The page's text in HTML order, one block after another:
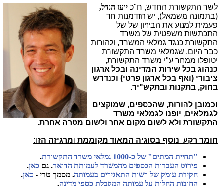
לשר התקשורת החדש, ח"כ יועז הנדל,
(בתמונה משמאל), יש הזדמנות חד
פעמית למנוע את הביזיון של של
התכתשות משפטית של משרד
התקשורת כנגד גמלאי המשרד, ולהורות
כבר היום, שגמלאי משרד התקשורת
יטופלו ממחר ע"י משרד התקשורת,
כנהוג בכל שירות המדינה ובכל ארגון
ציבורי (ואף בכל ארגון פרטי) וכנדרש
בחוק, בתקנות ובתקש"יר.
וכמובן להורות, שהכספים, שמוקצים
לגמלאים, יופנו לגמלאי משרד
התקשורת ולא לשום מקום אחר ולשום מטרה אחרת.
חומר רקע נוסף בסוגיה המאוד מקוממת ומרגיזה הזו:
"תחיית המתים" של כ-1000 גמלאי משרד התקשורת
.
פירוט העברות הכספים מהמשרד לעמותת הדואר. גם כאן.
חקירת עומק של רשות התאגידים בעמותה. מסמך טרי - כאן.
החובות החלות על עמותה המקבלת כספי מדינה.